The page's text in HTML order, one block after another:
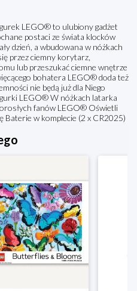
LEGO® to ulubiony gadżet
postaci ze świata klocków
dzień, a wbudowana w nóżkach
przez ciemny korytarz,
lub przeszukać ciemne wnętrze
bohatera LEGO® doda też
nie będą już dla Niego
LEGO® W nóżkach latarka
fanów LEGO® Oświetli
w komplecie (2 x CR2025)